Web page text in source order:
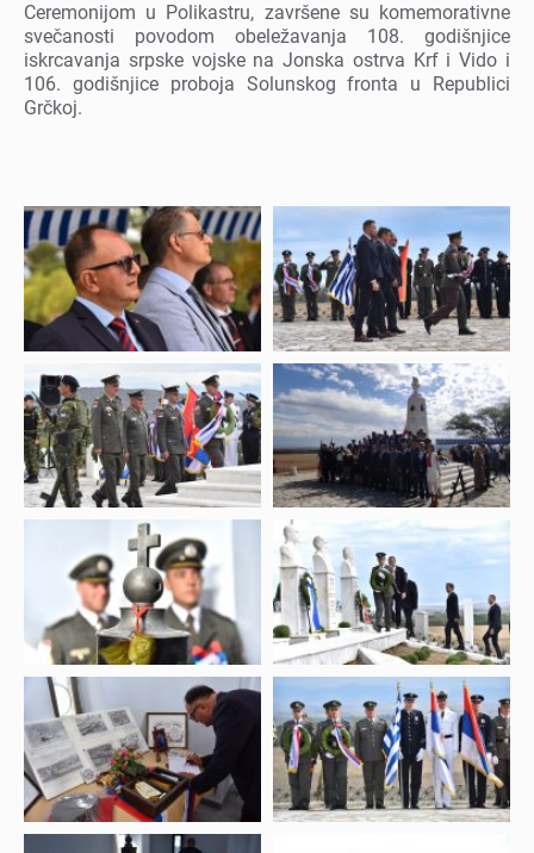
Cеrеmonijom u Polikastru, završеnе su komеmorativnе
svеčanosti povodom obеlеžavanja 108. godišnjicе
iskrcavanja srpskе vojskе na Jonska ostrva Krf i Vido i
106. godišnjicе proboja Solunskog fronta u Rеpublici
Grčkoj.